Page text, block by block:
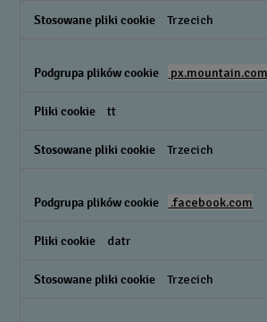
Trzecich
px.mountain.com
tt
Trzecich
.facebook.com
datr
Trzecich